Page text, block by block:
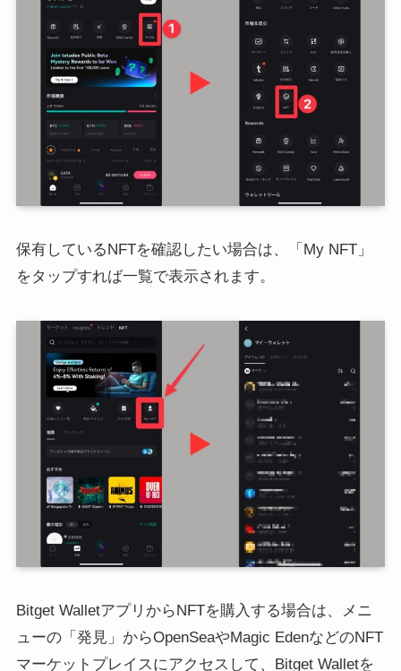
保有しているNFTを確認したい場合は、「My NFT」
をタップすれば一覧で表示されます。
Bitget WalletアプリからNFTを購入する場合は、メニ
ューの「発見」からOpenSeaやMagic EdenなどのNFT
マーケットプレイスにアクセスして、Bitget Walletを